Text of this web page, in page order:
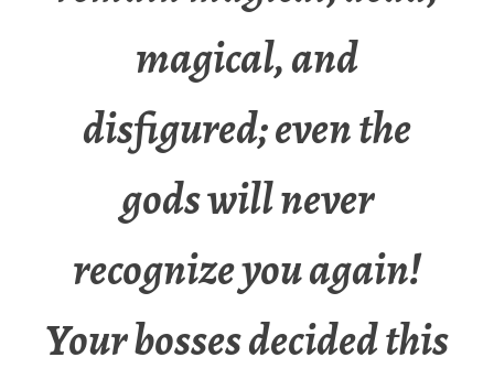
magical, and
disfigured; even the
gods will never
recognize you again!
Your bosses decided this